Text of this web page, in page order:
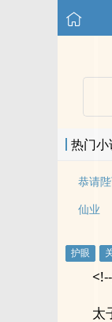
热门
恭请
仙业
太